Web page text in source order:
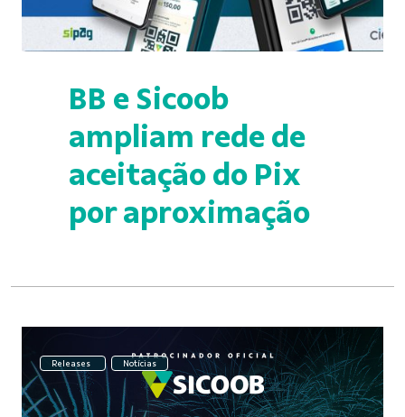
BB e Sicoob
ampliam rede de
aceitação do Pix
por aproximação
Releases Notícias